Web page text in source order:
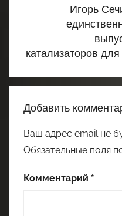
Игорь
катализаторов
Добавить
Ваш адрес email не
Обязательные поля
Комментарий *